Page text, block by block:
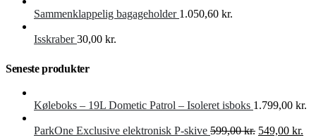
Sammenklappelig bagageholder 1.050,60 kr.
Isskraber 30,00 kr.
Seneste produkter
Køleboks – 19L Dometic Patrol – Isoleret isboks 1.799,00 kr.
ParkOne Exclusive elektronisk P-skive 599,00kr. Den
549,00 kr.